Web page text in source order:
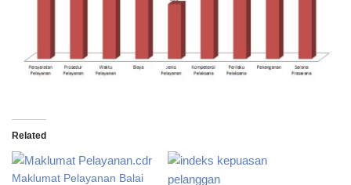
Related
Maklumat Pelayanan Balai